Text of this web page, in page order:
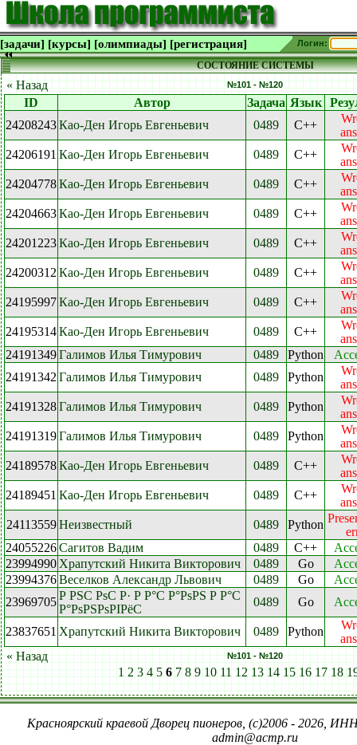
[задачи] [курсы] [олимпиады] [регистрация] Логин:
СОСТОЯНИЕ СИСТЕМЫ
« Назад №101 - №120
ID Автор Задача Язык
24208243Као-Ден Игорь Евгеньевич 0489 C++
24206191 Као-Ден Игорь Евгеньевич 0489 C++
24204778Као-Ден Игорь Евгеньевич 0489 C++
24204663Као-Ден Игорь Евгеньевич 0489 C++
24201223Као-Ден Игорь Евгеньевич 0489 C++
24200312 Као-Ден Игорь Евгеньевич 0489 C++
24195997Као-Ден Игорь Евгеньевич 0489 C++
24195314Као-Ден Игорь Евгеньевич 0489 C++
24191349Галимов Илья Тимурович 0489 Python
24191342 Галимов Илья Тимурович 0489 Python
24191328Галимов Илья Тимурович 0489 Python
24191319Галимов Илья Тимурович 0489 Python
24189578Као-Ден Игорь Евгеньевич 0489 C++
24189451 Као-Ден Игорь Евгеньевич 0489 C++
24113559 Неизвестный 0489 Python
24055226Сагитов Вадим 0489 C++
23994990 Храпутский Никита Викторович 0489 Go
23994376Веселков Александр Львович 0489 Go
23969705Р РЅС РѕС Р· Р Р°С Р°РѕРЅ Р Р°С
Р°РѕРЅРѕРІРёС
0489 Go
23837651 Храпутский Никита Викторович 0489 Python
« Назад
№101 - №120
1 2 3 4 5 6 7 8 9 10 11 12 13 14 15 16 17 18
Красноярский краевой Дворец пионеров, (c)2006 - 2026,
admin@acmp.ru